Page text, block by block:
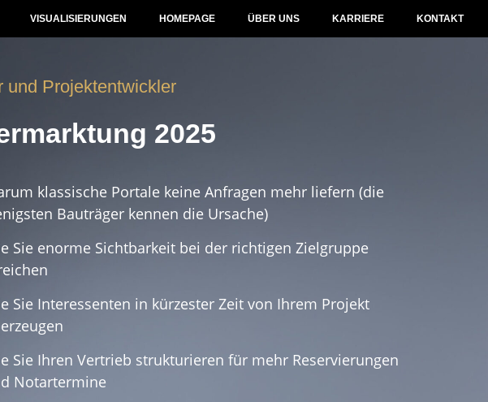
VISUALISIERUNGEN HOMEPAGE ÜBER UNS KARRIERE KONTAKT
und Projektentwickler
2025
klassische Portale keine Anfragen mehr liefern (die
Bauträger kennen die Ursache)
Sie enorme Sichtbarkeit bei der richtigen Zielgruppe
Sie Interessenten in kürzester Zeit von Ihrem Projekt
Sie Ihren Vertrieb strukturieren für mehr Reservierungen
Notartermine